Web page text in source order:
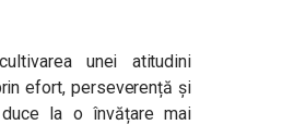
unei atitudini
efort, perseverență și
duce la o învățare mai